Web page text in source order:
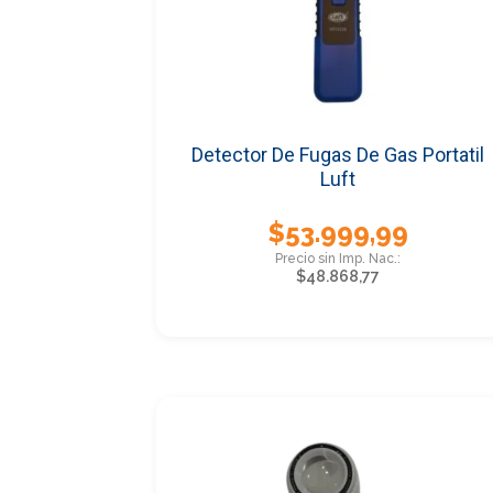
Detector De Fugas De Gas Portatil
Luft
$53.999,99
$48.868,77